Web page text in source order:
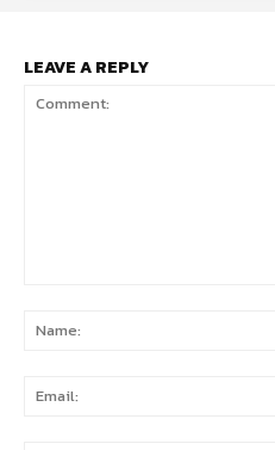
LEAVE A REPLY